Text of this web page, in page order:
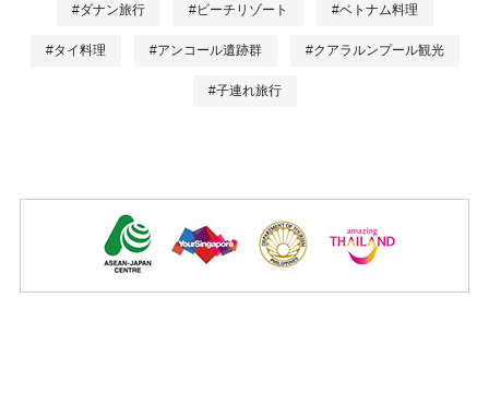
#ダナン旅行 #ビーチリゾート #ベトナム料理
#タイ料理 #アンコール遺跡群 #クアラルンプール観光
#子連れ旅行